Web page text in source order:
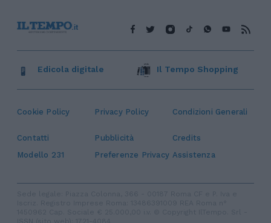
Cookie Policy Privacy Policy Condizioni Generali
Contatti Pubblicità
Credits
Modello 231
Preferenze Privacy Assistenza
Edicola digitale Il Tempo Shopping